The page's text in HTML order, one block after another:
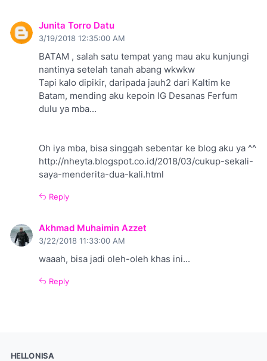
Junita Torro Datu
3/19/2018 12:35:00 AM
BATAM , salah satu tempat yang mau aku kunjungi
nantinya setelah tanah abang wkwkw
Tapi kalo dipikir, daripada jauh2 dari Kaltim ke
Batam, mending aku kepoin IG Desanas Ferfum
dulu ya mba...
Oh iya mba, bisa singgah sebentar ke blog aku ya ^^
http://nheyta.blogspot.co.id/2018/03/cukup-sekali-
saya-menderita-dua-kali.html
Reply
Akhmad Muhaimin Azzet
3/22/2018 11:33:00 AM
waaah, bisa jadi oleh-oleh khas ini...
Reply
HELLO NISA